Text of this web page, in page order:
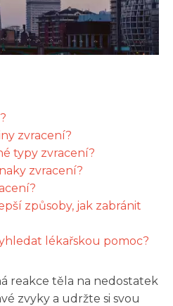
zvracení?
typy zvracení?
zvracení?
způsoby, jak zabránit
lékařskou pomoc?
reakce těla na nedostatek
zvyky a udržte si svou